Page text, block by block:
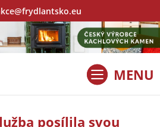
posílila svou